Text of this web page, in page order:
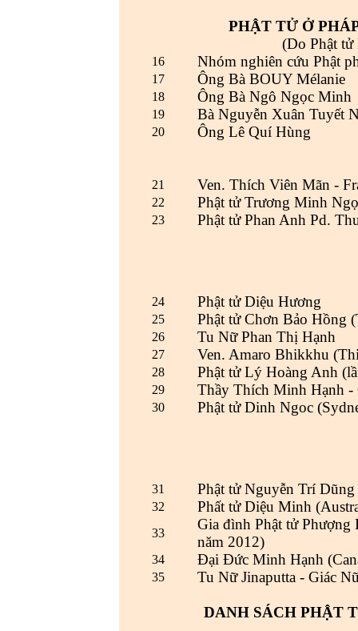
PHẬT TỬ Ở
(Do Phật
16 Nhóm nghiên cứu Phật
17 Ông Bà BOUY Mélanie
18 Ông Bà Ngô Ngọc Minh
19 Bà Nguyễn Xuân Tuyết
20 Ông Lê Quí Hùng
21 Ven. Thích Viên Mãn -
22 Phật tử Trương Minh
23 Phật tử Phan Anh Pd.
24 Phật tử Diệu Hương
25 Phật tử Chơn Bảo Hồng
26 Tu Nữ Phan Thị Hạnh
27 Ven. Amaro Bhikkhu
28 Phật tử Lý Hoàng Anh
29 Thầy Thích Minh Hạnh -
30 Phật tử Dinh Ngoc
31 Phật tử Nguyễn Trí Dũng
32 Phất tử Diệu Minh
33
Gia đình Phật tử
năm 2012)
34 Đại Đức Minh Hạnh
35 Tu Nữ Jinaputta - Giác
DANH SÁCH PHẬT